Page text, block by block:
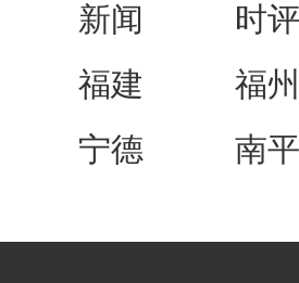
新闻 时评
福建
福州
宁德
南平